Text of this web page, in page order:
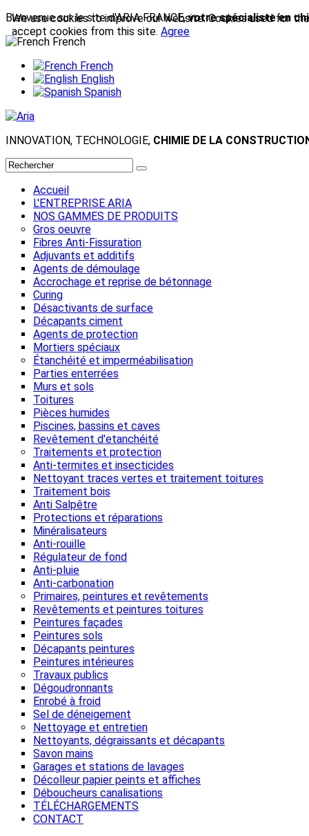
Bienvenue sur le site d'ARIA FRANCE,votre spécialiste en
French
French
English
Spanish
INNOVATION, TECHNOLOGIE, CHIMIE DE LA
Accueil
L'ENTREPRISE ARIA
NOS GAMMES DE PRODUITS
Gros oeuvre
Fibres Anti-Fissuration
Adjuvants et additifs
Agents de démoulage
Accrochage et reprise de bétonnage
Curing
Désactivants de surface
Décapants ciment
Agents de protection
Mortiers spéciaux
Étanchéité et imperméabilisation
Parties enterrées
Murs et sols
Toitures
Pièces humides
Piscines, bassins et caves
Revêtement d'etanchéité
Traitements et protection
Anti-termites et insecticides
Nettoyant traces vertes et traitement toitures
Traitement bois
Anti Salpêtre
Protections et réparations
Minéralisateurs
Anti-rouille
Régulateur de fond
Anti-pluie
Anti-carbonation
Primaires, peintures et revêtements
Revêtements et peintures toitures
Peintures façades
Peintures sols
Décapants peintures
Peintures intérieures
Travaux publics
Dégoudronnants
Enrobé à froid
Sel de déneigement
Nettoyage et entretien
Nettoyants, dégraissants et décapants
Savon mains
Garages et stations de lavages
Décolleur papier peints et affiches
Déboucheurs canalisations
TÉLÉCHARGEMENTS
CONTACT
We use cookies to improve our website. Cookies used for
accept cookies from this site. Agree